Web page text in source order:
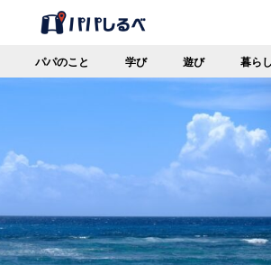
パパのこと 学び 遊び 暮ら